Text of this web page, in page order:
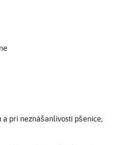
pri neznášanlivosti pšenice,